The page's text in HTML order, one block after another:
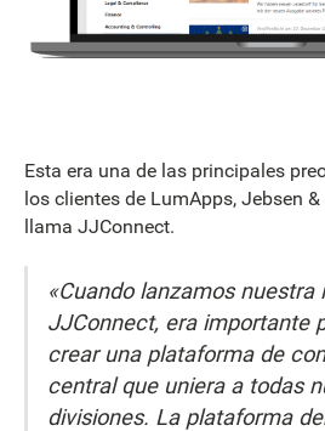
Esta era una de las principales
los clientes de LumApps, Jebsen
llama JJConnect.
«Cuando lanzamos nuestra
JJConnect, era importante
crear una plataforma de
central que uniera a todas
divisiones. La plataforma